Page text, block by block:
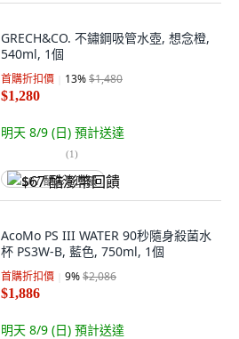
GRECH&CO. 不鏽鋼吸管水壺, 想念橙,
540ml, 1個
首購折扣價 13%$1,480
$1,280
明天 8/9 (日) 預計送達
(1)
$67 酷澎幣回饋
AcoMo PS III WATER 90秒隨身殺菌水
杯 PS3W-B, 藍色, 750ml, 1個
首購折扣價 9%$2,086
$1,886
明天 8/9 (日) 預計送達